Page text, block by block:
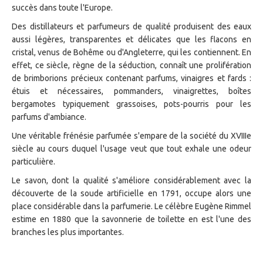
succès dans toute l'Europe.
Des distillateurs et parfumeurs de qualité produisent des eaux
aussi légères, transparentes et délicates que les flacons en
cristal, venus de Bohême ou d'Angleterre, qui les contiennent. En
effet, ce siècle, règne de la séduction, connaît une prolifération
de brimborions précieux contenant parfums, vinaigres et fards :
étuis et nécessaires, pommanders, vinaigrettes, boîtes
bergamotes typiquement grassoises, pots-pourris pour les
parfums d'ambiance.
Une véritable frénésie parfumée s'empare de la société du XVIIIe
siècle au cours duquel l'usage veut que tout exhale une odeur
particulière.
Le savon, dont la qualité s'améliore considérablement avec la
découverte de la soude artificielle en 1791, occupe alors une
place considérable dans la parfumerie. Le célèbre Eugène Rimmel
estime en 1880 que la savonnerie de toilette en est l'une des
branches les plus importantes.